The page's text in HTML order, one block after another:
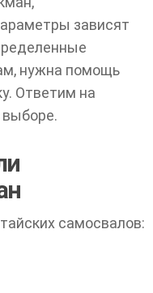
зависят
нужна помощь
Ответим на
самосвалов: